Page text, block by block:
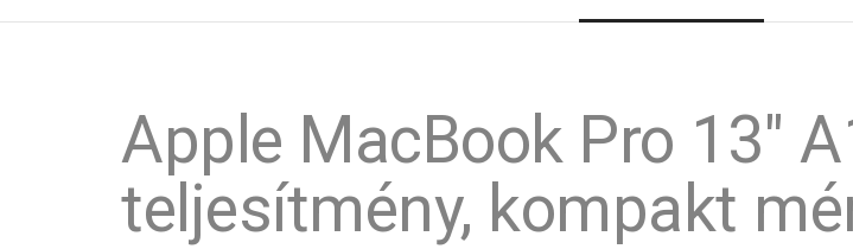
Apple MacBook Pro 13"
teljesítmény, kompakt